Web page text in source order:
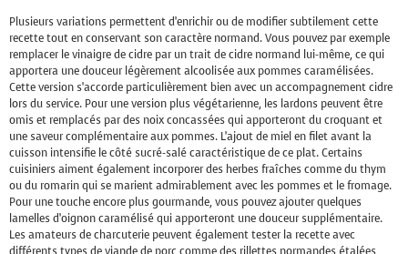
Plusieurs variations permettent d’enrichir ou de modifier subtilement cette
recette tout en conservant son caractère normand. Vous pouvez par exemple
remplacer le vinaigre de cidre par un trait de cidre normand lui-même, ce qui
apportera une douceur légèrement alcoolisée aux pommes caramélisées.
Cette version s’accorde particulièrement bien avec un accompagnement cidre
lors du service. Pour une version plus végétarienne, les lardons peuvent être
omis et remplacés par des noix concassées qui apporteront du croquant et
une saveur complémentaire aux pommes. L’ajout de miel en filet avant la
cuisson intensifie le côté sucré-salé caractéristique de ce plat. Certains
cuisiniers aiment également incorporer des herbes fraîches comme du thym
ou du romarin qui se marient admirablement avec les pommes et le fromage.
Pour une touche encore plus gourmande, vous pouvez ajouter quelques
lamelles d’oignon caramélisé qui apporteront une douceur supplémentaire.
Les amateurs de charcuterie peuvent également tester la recette avec